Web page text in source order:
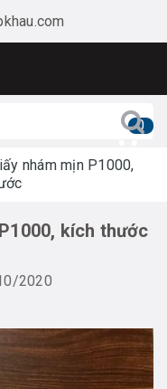
0
nhám mịn P1000,
kích thước
2020